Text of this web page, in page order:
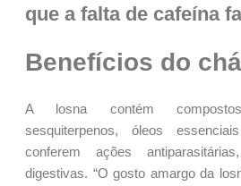
que a falta de cafeína
Benefícios do
A losna contém
sesquiterpenos, óleos
conferem ações
digestivas. “O gosto amargo da